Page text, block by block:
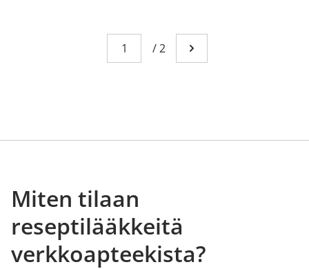
Sivu
You're currently reading page 1
/2 Mene seuraavalle
Miten tilaan
reseptilääkkeitä
verkkoapteekista?